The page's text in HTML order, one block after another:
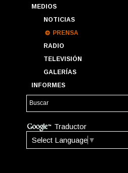
MEDIOS
NOTICIAS
PRENSA
RADIO
TELEVISIÓN
GALERÍAS
INFORMES
Traductor
Select Language ▼